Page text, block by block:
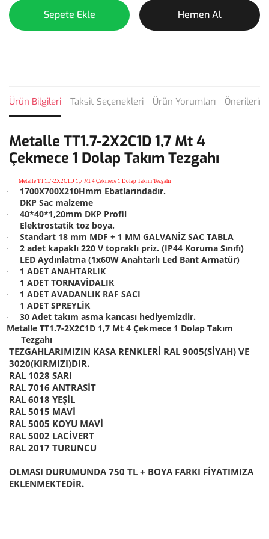
Sepete Ekle Hemen Al
Ürün Bilgileri Taksit Seçenekleri Ürün Yorumları
Metalle TT1.7-2X2C1D 1,7 Mt 4
Çekmece 1 Dolap Takım Tezgahı
· Metalle TT1.7-2X2C1D 1,7 Mt 4 Çekmece 1 Dolap Takım Tezgahı
· 1700X700X210Hmm Ebatlarındadır.
· DKP Sac malzeme
· 40*40*1,20mm DKP Profil
· Elektrostatik toz boya.
· Standart 18 mm MDF + 1 MM GALVANİZ SAC TABLA
· 2 adet kapaklı 220 V topraklı priz. (IP44 Koruma Sınıfı)
· LED Aydınlatma (1x60W Anahtarlı Led Bant Armatür)
· 1 ADET ANAHTARLIK
· 1 ADET TORNAVİDALIK
· 1 ADET AVADANLIK RAF SACI
· 1 ADET SPREYLİK
·
30 Adet takım asma kancası hediyemizdir.
Metalle TT1.7-2X2C1D 1,7 Mt 4 Çekmece 1 Dolap Takım
Tezgahı
TEZGAHLARIMIZIN KASA RENKLERİ RAL 9005(SİYAH) VE
3020(KIRMIZI)DIR.
RAL 1028 SARI
RAL 7016 ANTRASİT
RAL 6018 YEŞİL
RAL 5015 MAVİ
RAL 5005 KOYU MAVİ
RAL 5002 LACİVERT
RAL 2017 TURUNCU
OLMASI DURUMUNDA 750 TL + BOYA FARKI FİYATIMIZA
EKLENMEKTEDİR.